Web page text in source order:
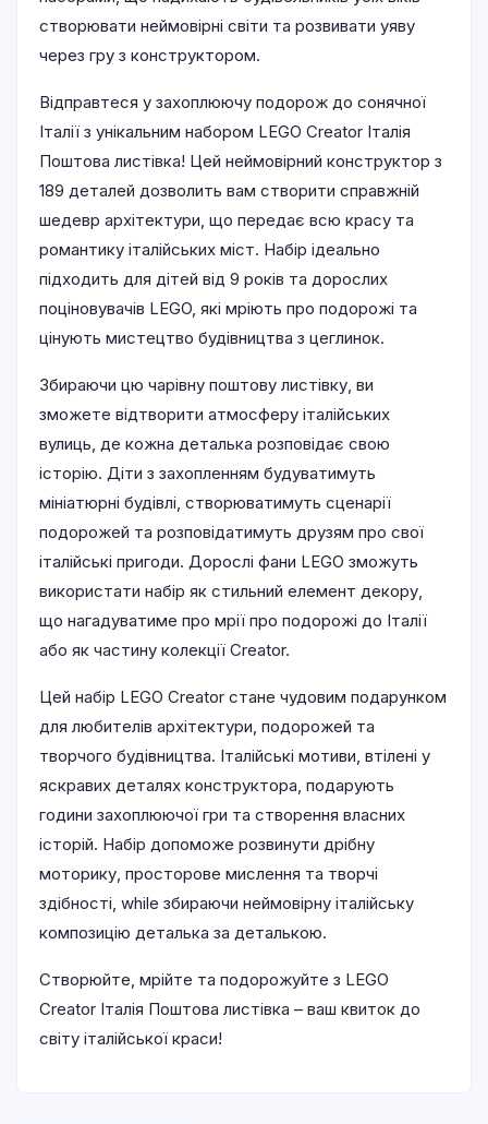
створювати неймовірні світи та розвивати уяву
через гру з конструктором.
Відправтеся у захоплюючу подорож до сонячної
Італії з унікальним набором LEGO Creator Італія
Поштова листівка! Цей неймовірний конструктор з
189 деталей дозволить вам створити справжній
шедевр архітектури, що передає всю красу та
романтику італійських міст. Набір ідеально
підходить для дітей від 9 років та дорослих
поціновувачів LEGO, які мріють про подорожі та
цінують мистецтво будівництва з цеглинок.
Збираючи цю чарівну поштову листівку, ви
зможете відтворити атмосферу італійських
вулиць, де кожна деталька розповідає свою
історію. Діти з захопленням будуватимуть
мініатюрні будівлі, створюватимуть сценарії
подорожей та розповідатимуть друзям про свої
італійські пригоди. Дорослі фани LEGO зможуть
використати набір як стильний елемент декору,
що нагадуватиме про мрії про подорожі до Італії
або як частину колекції Creator.
Цей набір LEGO Creator стане чудовим подарунком
для любителів архітектури, подорожей та
творчого будівництва. Італійські мотиви, втілені у
яскравих деталях конструктора, подарують
години захоплюючої гри та створення власних
історій. Набір допоможе розвинути дрібну
моторику, просторове мислення та творчі
здібності, while збираючи неймовірну італійську
композицію деталька за деталькою.
Створюйте, мрійте та подорожуйте з LEGO
Creator Італія Поштова листівка – ваш квиток до
світу італійської краси!